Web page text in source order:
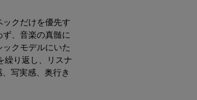
クだけを優先す
、音楽の真髄に
クモデルにいた
繰り返し、リスナ
写実感、奥行き